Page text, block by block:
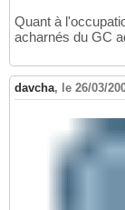
Quant à
acharnés du GC
davcha, le 26/03/